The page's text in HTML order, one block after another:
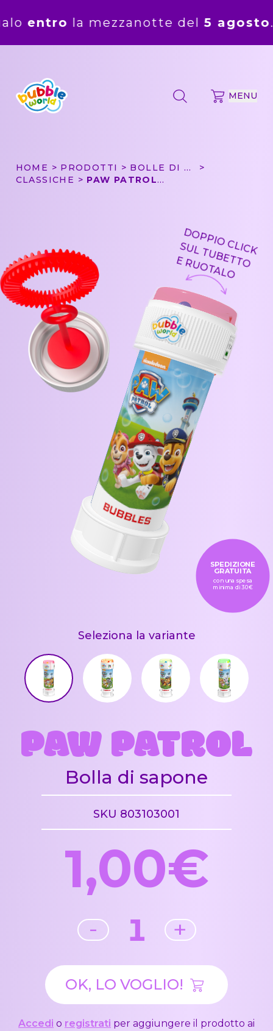
mezzanotte del5 agosto. Gli
MENU
HOME PRODOTTI
BOLLE DI SAPONE
CLASSICHE
PAW PATROL - BOLLA DI SAPONE BUBBLE WORLD
PAW PATROL
Bolla di sapone
SKU 803103001
1,00€
- 1 +
OK, LO VOGLIO!
Accedi o registrati per aggiungere il prodotto ai
DOPPIO CLICK
SUL TUBETTO
E RUOTALO
SPEDIZIONE
GRATUITA
con una spesa
minima di 30€
Seleziona la variante